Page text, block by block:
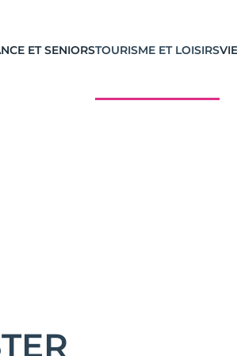
ET SENIORSTOURISME ET LOISIRS